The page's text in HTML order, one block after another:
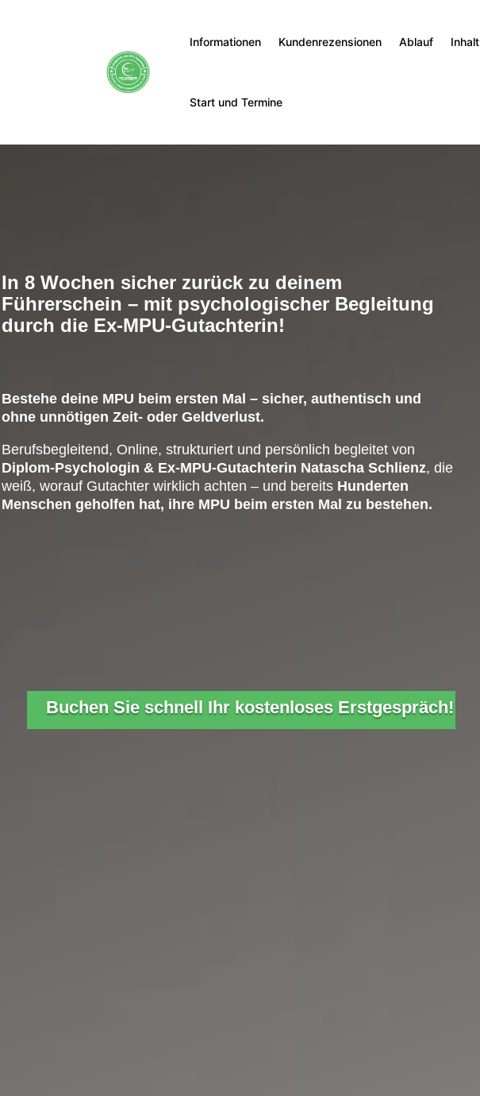
Informationen Kundenrezensionen Ablauf Inhalt
Start und Termine
In 8 Wochen sicher zurück zu deinem
Führerschein – mit psychologischer Begleitung
durch die Ex-MPU-Gutachterin!
Bestehe deine MPU beim ersten Mal – sicher, authentisch und
ohne unnötigen Zeit- oder Geldverlust.
Berufsbegleitend, Online, strukturiert und persönlich begleitet von
Diplom-Psychologin & Ex-MPU-Gutachterin Natascha Schlienz, die
weiß, worauf Gutachter wirklich achten – und bereits Hunderten
Menschen geholfen hat, ihre MPU beim ersten Mal zu bestehen.
Buchen Sie schnell Ihr kostenloses Erstgespräch!